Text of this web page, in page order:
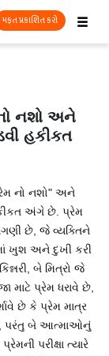
☰
મફત પ્રકાશિત કરો
નશો અને
હકીકત
નો નશો" અને
અંગે છે. પ્રેમ
છે, જે વ્યક્તિને
ખુશ અને દુખી કરી
બે મિત્રો જે
માટે પ્રેમ ધરાવે છે,
છે કે પ્રેમ માત્ર
પરંતુ બે આત્માઓનું
પરીક્ષા ત્યારે